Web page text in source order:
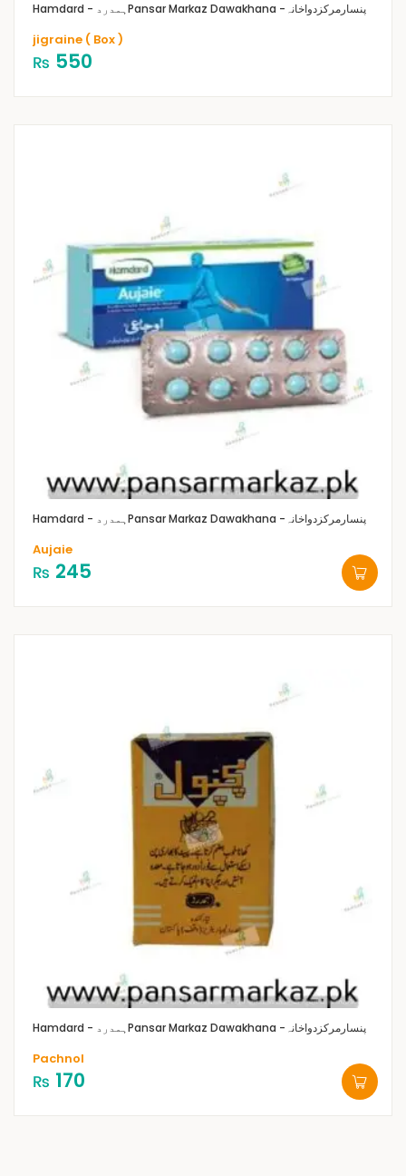
Hamdard - ہمدرد Pansar Markaz Dawakhana -پنسارمرکزدواخانہ
jigraine ( Box )
₨ 550
Hamdard - ہمدرد Pansar Markaz Dawakhana -پنسارمرکزدواخانہ
Aujaie
₨ 245
Hamdard - ہمدرد Pansar Markaz Dawakhana -پنسارمرکزدواخانہ
Pachnol
₨ 170